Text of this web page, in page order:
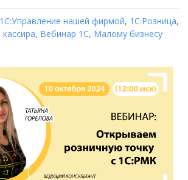
1С:Управление нашей фирмой, 1С:Розница,
, Вебинар 1С, Малому бизнесу